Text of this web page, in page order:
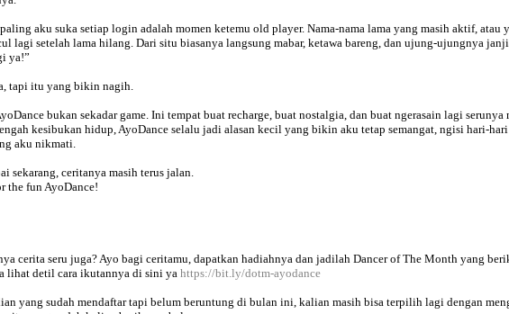
aku suka setiap login adalah momen ketemu old player. Nama-nama lama yang masih aktif, atau
lagi setelah lama hilang. Dari situ biasanya langsung mabar, ketawa bareng, dan ujung-ujungnya
ya!”
tapi itu yang bikin nagih.
bukan sekadar game. Ini tempat buat recharge, buat nostalgia, dan buat ngerasain lagi serunya
kesibukan hidup, AyoDance selalu jadi alasan kecil yang bikin aku tetap semangat, ngisi hari-hari
aku nikmati.
sekarang, ceritanya masih terus jalan.
the fun AyoDance!
cerita seru juga? Ayo bagi ceritamu, dapatkan hadiahnya dan jadilah Dancer of The Month yang
lihat detil cara ikutannya di sini yahttps://bit.ly/dotm-ayodance
yang sudah mendaftar tapi belum beruntung di bulan ini, kalian masih bisa terpilih lagi dengan